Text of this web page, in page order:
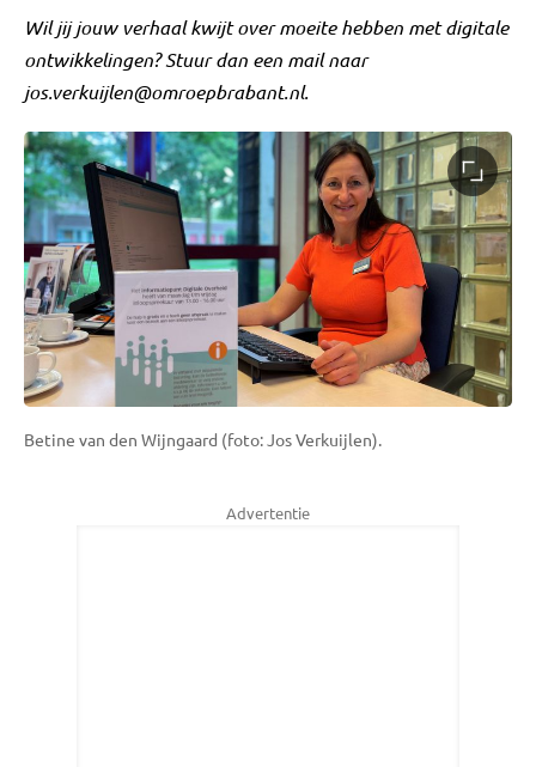
Wil jij jouw verhaal kwijt over moeite hebben met digitale
ontwikkelingen? Stuur dan een mail naar
jos.verkuijlen@omroepbrabant.nl.
Betine van den Wijngaard (foto: Jos Verkuijlen).
Advertentie